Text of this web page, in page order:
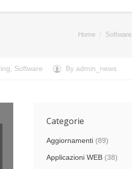
Home Software
Software By admin_news
Categorie
Aggiornamenti (89)
Applicazioni WEB (38)